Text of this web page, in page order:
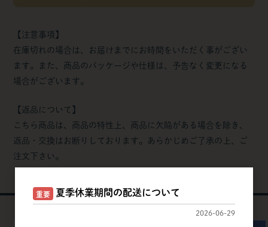
【注意事項】
在庫切れの場合は、お届けまでにお時間をいただく事がござい
ます。また、商品のパッケージや仕様は、予告なく変更になる
場合がございます。
【返品について】
こちら商品は、商品の特性上、商品に欠陥がある場合を除き、
返品・交換はお断りしております。あらかじめご了承の上、ご
注文下さい。
おすすめ商品
Recommended
重要 夏季休業期間の配送について
2026-06-29